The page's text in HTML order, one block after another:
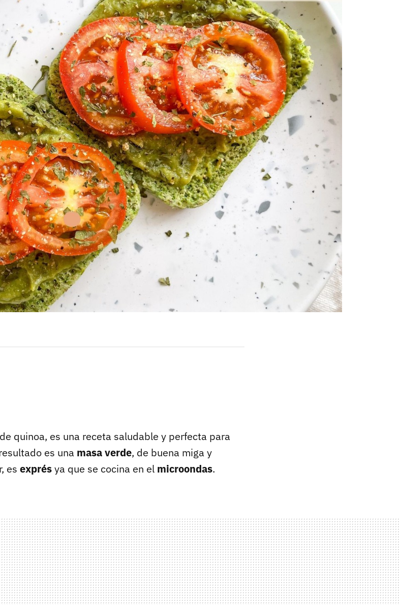
quinoa, es una receta saludable y perfecta para
es una masa verde, de buena miga y
es exprésya que se cocina en el microondas.